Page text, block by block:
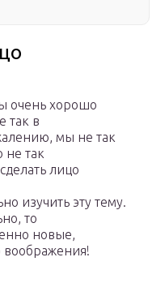
очень хорошо
так в
мы не так
не так
лицо
изучить эту тему.
то
новые,
воображения!